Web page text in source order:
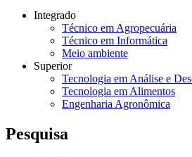
Integrado
Técnico em Agropecuária
Técnico em Informática
Meio ambiente
Superior
Tecnologia em Análise e
Tecnologia em Alimentos
Engenharia Agronômica
Pesquisa